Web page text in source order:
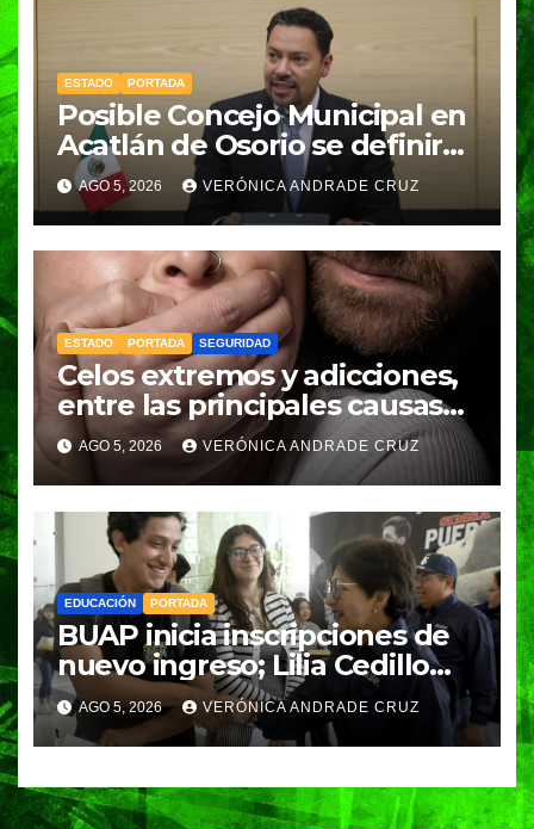
ESTADO PORTADA
Posible Concejo Municipal en
Acatlán de Osorio se definirá
en una semana; Congreso
espera resolución de
Gobernación
AGO 5, 2026 VERÓNICA ANDRADE CRUZ
ESTADO PORTADA SEGURIDAD
Celos extremos y adicciones,
entre las principales causas
de feminicidio en Puebla:
Fiscalía
AGO 5, 2026 VERÓNICA ANDRADE CRUZ
EDUCACIÓN PORTADA
BUAP inicia inscripciones de
nuevo ingreso; Lilia Cedillo
supervisa el proceso para
más de 23 mil estudiantes
AGO 5, 2026 VERÓNICA ANDRADE CRUZ